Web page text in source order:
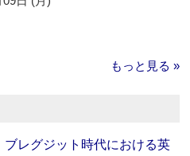
もっと見る »
ブレグジット時代における英